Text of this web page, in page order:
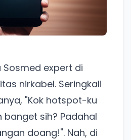
Sosmed expert di
nirkabel. Seringkali
"Kok hotspot-ku
banget sih? Padahal
doang!". Nah, di